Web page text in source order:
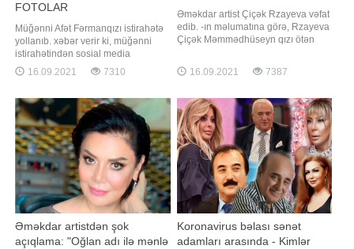
FOTOLAR
Müğənni Afət Fərmanqızı istirahətə
yollanıb. xəbər verir ki, müğənni
istirahətindən sosial media
hesabında paylaşımlar edib.
Paylaşdığı fotolarda Afətin qısa
yayınmayıb. Həmin fotoları təqdim
edirik:
16.09.2021 7310
Əməkdar artist Çiçək Rzayeva vəfat
edib. -ın məlumatına görə, Rzayeva
Çiçək Məmmədhüseyn qızı ötən
Qeyd edək ki, Çiçək Rzayeva 1944-
cü ildə Bakıda anadan olub. Onun
Aida Abdullayevadan sonra böyük
xidmətləri olub. Çiçək Rzayeva arf
16.09.2021 7387
Əməkdar artistdən şok
açıqlama: "Oğlan adı ilə mənlə
Koronavirus bəlası sənət
adamları arasında - Kimlər